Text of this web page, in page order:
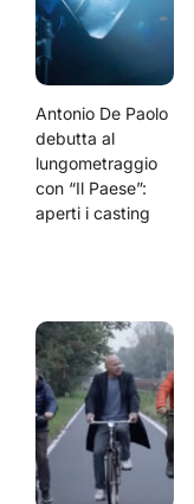
Antonio De Paolo
debutta al
lungometraggio
con “Il Paese”:
aperti i casting